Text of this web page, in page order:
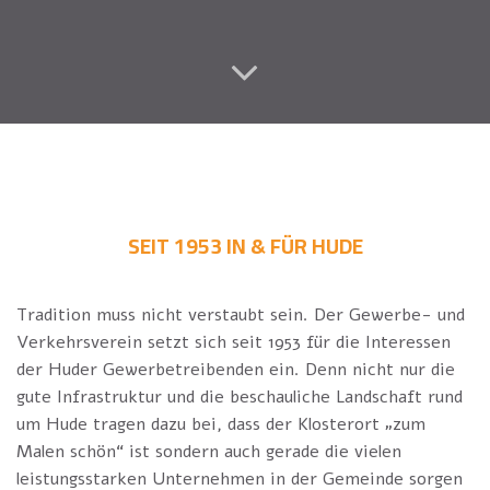
SEIT 1953 IN & FÜR HUDE
Tradition muss nicht verstaubt sein. Der Gewerbe- und
Verkehrsverein setzt sich seit 1953 für die Interessen
der Huder Gewerbetreibenden ein. Denn nicht nur die
gute Infrastruktur und die beschauliche Landschaft rund
um Hude tragen dazu bei, dass der Klosterort „zum
Malen schön“ ist sondern auch gerade die vielen
leistungsstarken Unternehmen in der Gemeinde sorgen